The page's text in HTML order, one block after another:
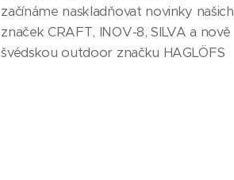
začínáme naskladňovat novinky našich
značek CRAFT, INOV-8, SILVA a nově
švédskou outdoor značku HAGLÖFS